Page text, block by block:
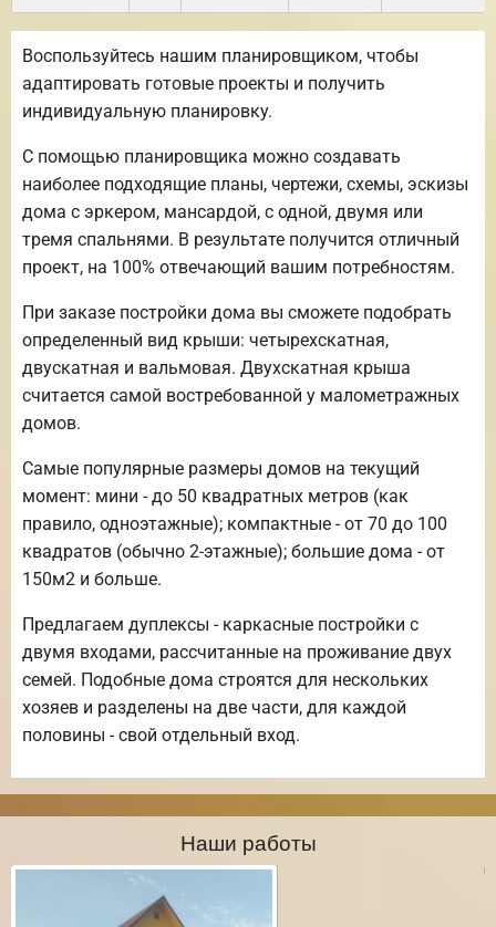
Воспользуйтесь нашим планировщиком, чтобы
адаптировать готовые проекты и получить
индивидуальную планировку.
С помощью планировщика можно создавать
наиболее подходящие планы, чертежи, схемы, эскизы
дома с эркером, мансардой, с одной, двумя или
тремя спальнями. В результате получится отличный
проект, на 100% отвечающий вашим потребностям.
При заказе постройки дома вы сможете подобрать
определенный вид крыши: четырехскатная,
двускатная и вальмовая. Двухскатная крыша
считается самой востребованной у малометражных
домов.
Самые популярные размеры домов на текущий
момент: мини - до 50 квадратных метров (как
правило, одноэтажные); компактные - от 70 до 100
квадратов (обычно 2-этажные); большие дома - от
150м2 и больше.
Предлагаем дуплексы - каркасные постройки с
двумя входами, рассчитанные на проживание двух
семей. Подобные дома строятся для нескольких
хозяев и разделены на две части, для каждой
половины - свой отдельный вход.
Наши работы